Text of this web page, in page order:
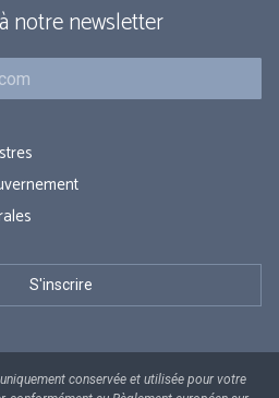
notre newsletter
conservée et utilisée pour votre